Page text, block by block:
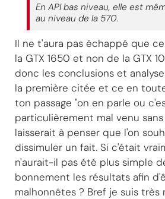
En API bas niveau, elle est
au niveau de la 570.
Il ne t'aura pas échappé que
la GTX 1650 et non de la GTX
donc les conclusions et
la première citée et ce en
ton passage "on en parle ou
particulièrement mal venu
laisserait à penser que l'on
dissimuler un fait. Si c'était
n'aurait-il pas été plus simple
bonnement les résultats afin
malhonnêtes ? Bref je suis très